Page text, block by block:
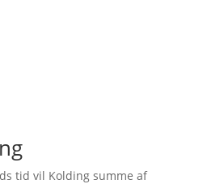
tid vil Kolding summe af